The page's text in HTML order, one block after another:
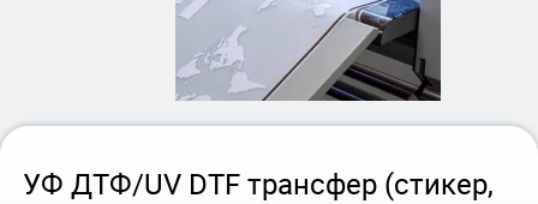
УФ ДТФ/UV DTF трансфер (стикер,